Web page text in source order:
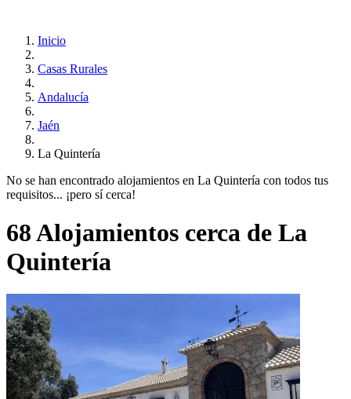
Inicio
Casas Rurales
Andalucía
Jaén
La Quintería
No se han encontrado alojamientos en La Quintería con todos tus
requisitos... ¡pero sí cerca!
68 Alojamientos cerca de La
Quintería